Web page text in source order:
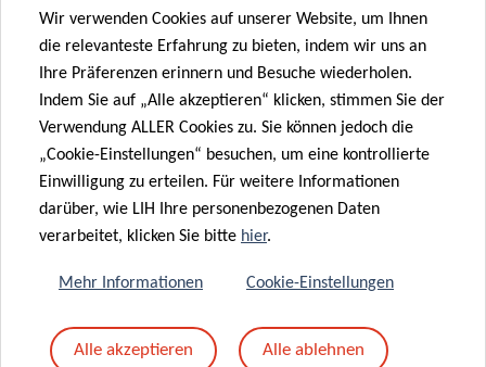
Mit dem Absenden Ihrer Nachricht erklären Sie
Datenschutzrichtlinie.
Wir verwenden Cookies auf unserer Website, um Ihnen
die relevanteste Erfahrung zu bieten, indem wir uns an
Ihre Präferenzen erinnern und Besuche wiederholen.
Indem Sie auf „Alle akzeptieren“ klicken, stimmen Sie der
Verwendung ALLER Cookies zu. Sie können jedoch die
„Cookie-Einstellungen“ besuchen, um eine kontrollierte
Einwilligung zu erteilen. Für weitere Informationen
darüber, wie LIH Ihre personenbezogenen Daten
verarbeitet, klicken Sie bitte hier.
Mehr Informationen Cookie-Einstellungen
Alle akzeptieren Alle ablehnen